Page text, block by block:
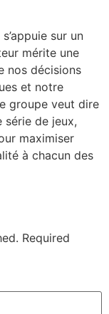
sur un
mérite une
nos décisions
et notre
groupe veut dire
série de jeux,
maximiser
à chacun des
Required